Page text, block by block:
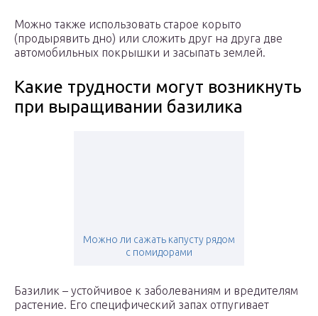
Можно также использовать старое корыто
(продырявить дно) или сложить друг на друга две
автомобильных покрышки и засыпать землей.
Какие трудности могут возникнуть
при выращивании базилика
Можно ли сажать капусту рядом
с помидорами
Базилик – устойчивое к заболеваниям и вредителям
растение. Его специфический запах отпугивает